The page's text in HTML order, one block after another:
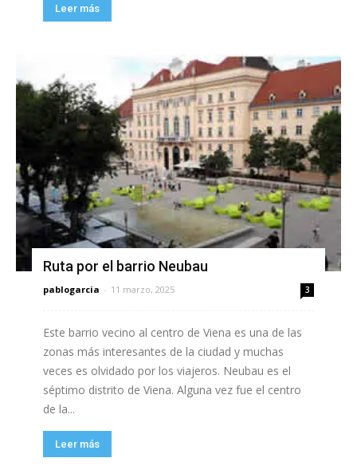
Leer más
Ruta por el barrio Neubau
pablogarcia - 11 marzo, 2025 3
Este barrio vecino al centro de Viena es una de las
zonas más interesantes de la ciudad y muchas
veces es olvidado por los viajeros. Neubau es el
séptimo distrito de Viena. Alguna vez fue el centro
de la...
Leer más